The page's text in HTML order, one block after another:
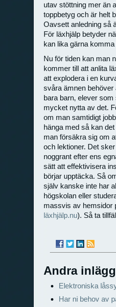
utav stöttning mer än
toppbetyg och är helt
Oavsett anledning så
För läxhjälp betyder
kan lika gärna komma
Nu för tiden kan man
kommer till att anlita
att explodera i en
svåra ämnen
bara barn, elever
mycket nytta av det.
om man samtidigt
hänga med så kan
man försäkra sig om
och lektioner. Det
noggrant efter ens
sätt att effektivisera
börjar upptäcka. Så
själv kanske inte har
högskolan eller
massvis av hemsidor
läxhjälp.nu). Så ta
Andra inlägg
Elektroniska
Har ni behov av